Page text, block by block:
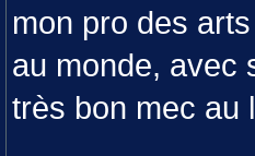
mon pro des
au monde, avec
très bon mec au